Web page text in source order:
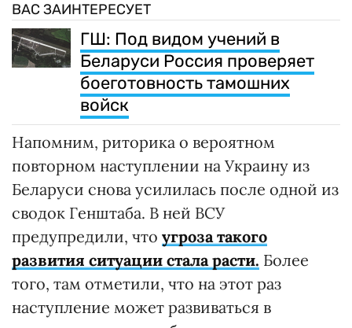
ВАС ЗАИНТЕРЕСУЕТ
ГШ: Под видом учений в
Беларуси Россия проверяет
боеготовность тамошних
войск
Напомним, риторика о вероятном
повторном наступлении на Украину из
Беларуси снова усилилась после одной из
сводок Генштаба. В ней ВСУ
предупредили, что угроза такого
развития ситуации стала расти. Более
того, там отметили, что на этот раз
наступление может развиваться в